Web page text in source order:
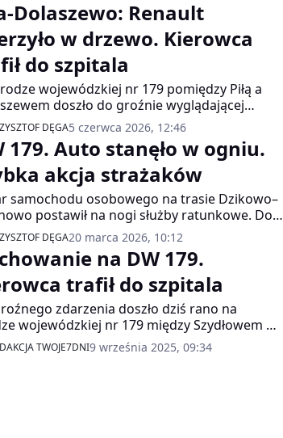
Dolaszewo: Renault
w drzewo. Kierowca
do szpitala
wojewódzkiej nr 179 pomiędzy Piłą a
doszło do groźnie wyglądającej
Samochód osobowy zjechał z jezdni i
w drzewo. Kierowca został przewieziony
a droga była całkowicie zablokowana.
przywrócono ok. godz. 13.00.
DĘGA5 czerwca 2026, 12:46
179. Auto stanęło w ogniu.
akcja strażaków
samochodu osobowego na trasie Dzikowo–
postawił na nogi służby ratunkowe. Do
doszło wieczorem 19 marca 2026 roku.
nikt nie ucierpiał, ale sytuacja była
groźna.
DĘGA20 marca 2026, 10:12
na DW 179.
trafił do szpitala
zdarzenia doszło dziś rano na
wojewódzkiej nr 179 między Szydłowem a
Około godziny 8.00 młody mężczyzna
samochodem marki Renault stracił
TWOJE7DNI9 września 2025, 09:34